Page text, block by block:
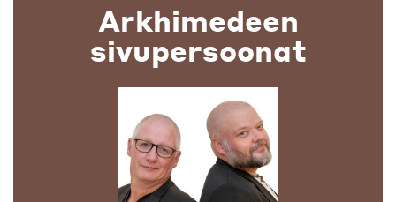
Arkhimedeen
sivupersoonat